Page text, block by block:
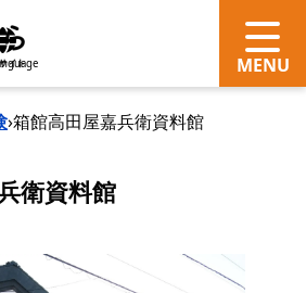
›箱館高田屋嘉兵衛資料館
衛資料館